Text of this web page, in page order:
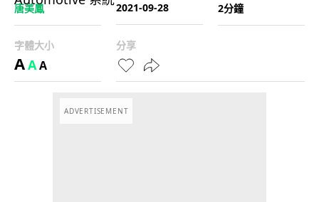
唐美鳳
2021-09-28
2分鐘
字體大小
AAA
分享
ADVERTISEMENT